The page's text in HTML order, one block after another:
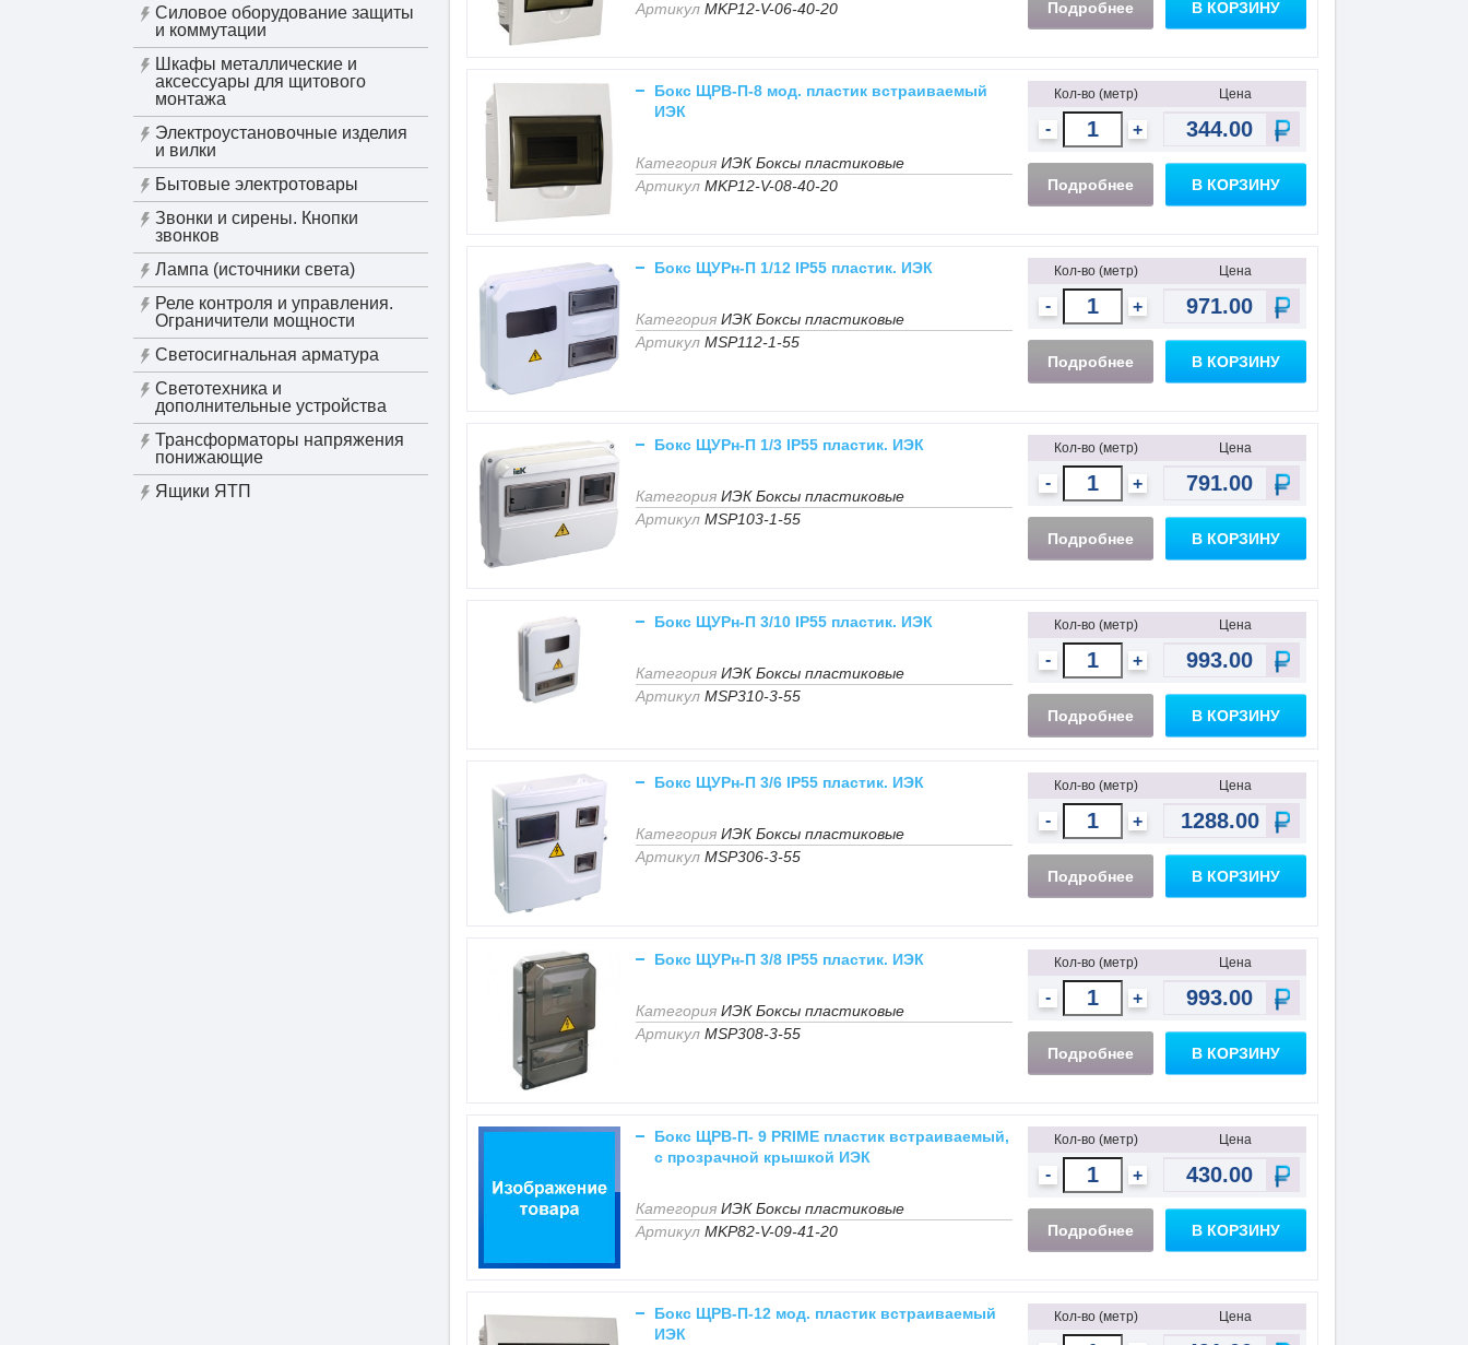
Силовое оборудование защиты
и коммутации
Шкафы металлические и
аксессуары для щитового
монтажа
Электроустановочные изделия
и вилки
Бытовые электротовары
Звонки и сирены. Кнопки
звонков
Лампа (источники света)
Реле контроля и управления.
Ограничители мощности
Светосигнальная арматура
Светотехника и
дополнительные устройства
Трансформаторы напряжения
понижающие
Ящики ЯТП
Артикул MKP12-V-06-40-20 Подробнее В КОРЗИНУ
Бокс ЩРВ-П-8 мод. пластик встраиваемый
ИЭК
Категория ИЭК Боксы пластиковые
Артикул MKP12-V-08-40-20
Кол-во (метр) Цена
- +
Подробнее В КОРЗИНУ
Бокс ЩУРн-П 1/12 IP55 пластик. ИЭК
Категория ИЭК Боксы пластиковые
Артикул MSP112-1-55
Кол-во (метр) Цена
- +
Подробнее В КОРЗИНУ
Бокс ЩУРн-П 1/3 IP55 пластик. ИЭК
Категория ИЭК Боксы пластиковые
Артикул MSP103-1-55
Кол-во (метр) Цена
- +
Подробнее В КОРЗИНУ
Бокс ЩУРн-П 3/10 IP55 пластик. ИЭК
Категория ИЭК Боксы пластиковые
Артикул MSP310-3-55
Кол-во (метр) Цена
- +
Подробнее В КОРЗИНУ
Бокс ЩУРн-П 3/6 IP55 пластик. ИЭК
Категория ИЭК Боксы пластиковые
Артикул MSP306-3-55
Кол-во (метр) Цена
- +
Подробнее В КОРЗИНУ
Бокс ЩУРн-П 3/8 IP55 пластик. ИЭК
Категория ИЭК Боксы пластиковые
Артикул MSP308-3-55
Кол-во (метр) Цена
- +
Подробнее В КОРЗИНУ
Бокс ЩРВ-П- 9 PRIME пластик встраиваемый,
с прозрачной крышкой ИЭК
Категория ИЭК Боксы пластиковые
Артикул MKP82-V-09-41-20
Кол-во (метр) Цена
- +
Подробнее В КОРЗИНУ
Бокс ЩРВ-П-12 мод. пластик встраиваемый
ИЭК
Кол-во (метр) Цена